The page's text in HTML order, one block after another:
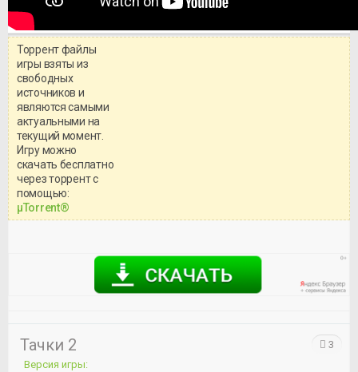
системными требованиями и
Торрент файлы
игры взяты из
свободных
источников и
являются самыми
актуальными на
текущий момент.
Игру можно
скачать бесплатно
через торрент с
помощью:
μTorrent®
Тачки 2
Версия игры:
3